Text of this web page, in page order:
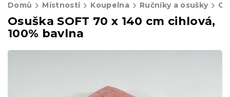
Domů Místnosti Koupelna Ručníky a osušky
Osuška SOFT 70 x 140 cm cihlová,
100% bavlna